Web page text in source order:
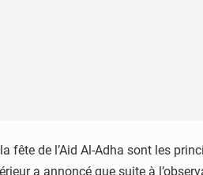
fête de l’Aid Al-Adha sont les
a annoncé que suite à